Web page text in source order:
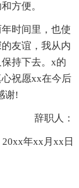
方便。
时间里，也使
友谊，我从内
持下去。x的
祝愿xx在今后
谢!
辞职人：
年xx月xx日